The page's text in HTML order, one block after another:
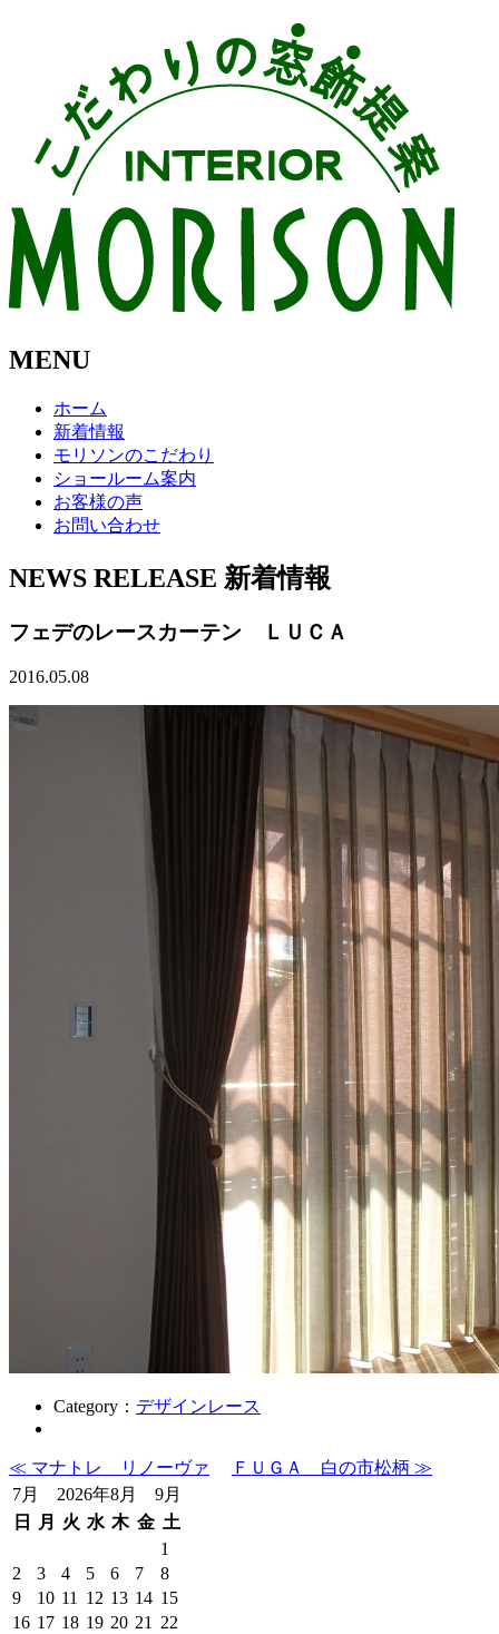
MENU
ホーム
新着情報
モリソンのこだわり
ショールーム案内
お客様の声
お問い合わせ
NEWS RELEASE 新着情報
フェデのレースカーテン ＬＵＣＡ
2016.05.08
Category： デザインレース
≪ マナトレ リノーヴァ
ＦＵＧＡ 白の市松柄 ≫
7月 2026年8月 9月
日
月 火 水 木 金 土
1
2
3 4 5 6 7
8
9
10 11 12 13 14 15
16 17 18 19 20 21
22